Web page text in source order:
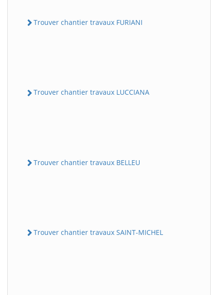
Trouver chantier travaux FURIANI
Trouver chantier travaux LUCCIANA
Trouver chantier travaux BELLEU
Trouver chantier travaux SAINT-MICHEL